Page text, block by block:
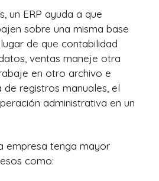
un ERP ayuda a que
sobre una misma base
de que contabilidad
ventas maneje otra
en otro archivo e
registros manuales, el
administrativa en un
empresa tenga mayor
como: